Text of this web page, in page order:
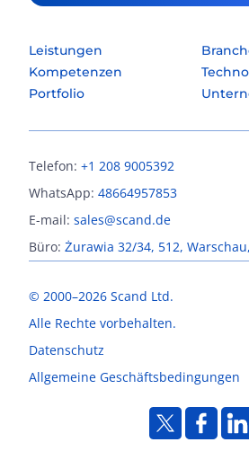
Leistungen
Kompetenzen
Portfolio
© 2000–2026 Scand Ltd.
Alle Rechte vorbehalten.
Datenschutz
Allgemeine Geschäftsbedingungen
Telefon: +1 208 9005392
WhatsApp: 48664957853
E-mail: sales@scand.de
Büro: Żurawia 32/34, 512,